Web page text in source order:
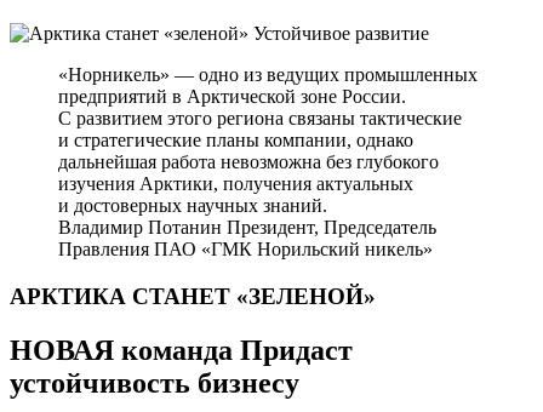
Устойчивое развитие
«Норникель» — одно из ведущих промышленных
предприятий в Арктической зоне России.
С развитием этого региона связаны тактические
и стратегические планы компании, однако
дальнейшая работа невозможна без глубокого
изучения Арктики, получения актуальных
и достоверных научных знаний.
Владимир Потанин Президент, Председатель
Правления ПАО «ГМК Норильский никель»
АРКТИКА СТАНЕТ «ЗЕЛЕНОЙ»
НОВАЯ команда Придаст
устойчивость бизнесу